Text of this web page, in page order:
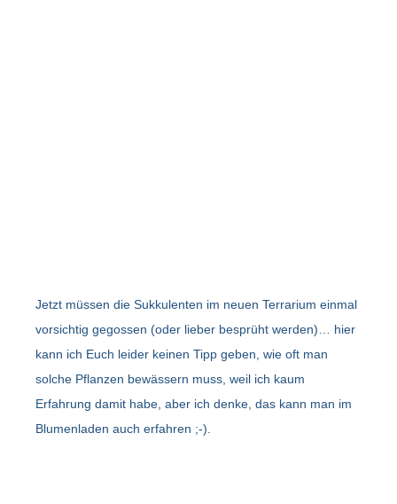
Jetzt müssen die Sukkulenten im neuen Terrarium einmal
vorsichtig gegossen (oder lieber besprüht werden)… hier
kann ich Euch leider keinen Tipp geben, wie oft man
solche Pflanzen bewässern muss, weil ich kaum
Erfahrung damit habe, aber ich denke, das kann man im
Blumenladen auch erfahren ;-).